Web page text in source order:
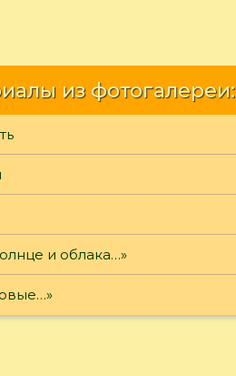
из фотогалереи:
и облака…»